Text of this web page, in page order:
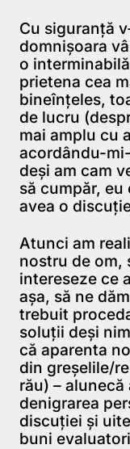
Cu siguranţă
domnişoara
o
prietena cea
bineînţeles,
de lucru
mai amplu cu
acordându-
deşi am cam
să cumpăr,
avea o
Atunci am
nostru de om,
intereseze ce
aşa, să ne
trebuit
soluţii deşi
că aparenta
din greşelile/
rău) – alunecă
denigrarea
discuţiei şi
buni